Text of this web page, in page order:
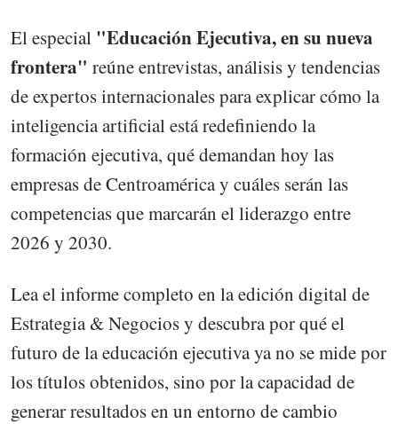
El especial "Educación Ejecutiva, en su nueva
frontera" reúne entrevistas, análisis y tendencias
de expertos internacionales para explicar cómo la
inteligencia artificial está redefiniendo la
formación ejecutiva, qué demandan hoy las
empresas de Centroamérica y cuáles serán las
competencias que marcarán el liderazgo entre
2026 y 2030.
Lea el informe completo en la edición digital de
Estrategia & Negocios y descubra por qué el
futuro de la educación ejecutiva ya no se mide por
los títulos obtenidos, sino por la capacidad de
generar resultados en un entorno de cambio